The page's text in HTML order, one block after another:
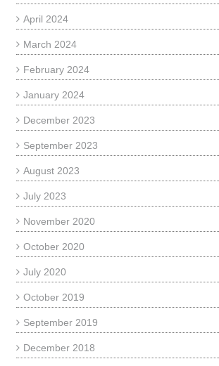
April 2024
March 2024
February 2024
January 2024
December 2023
September 2023
August 2023
July 2023
November 2020
October 2020
July 2020
October 2019
September 2019
December 2018